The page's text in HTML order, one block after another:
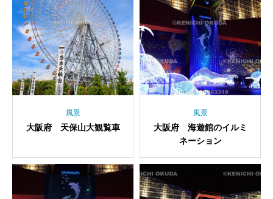
風景
大阪府 天保山大観覧車
風景
大阪府 海遊館のイルミ
ネーション